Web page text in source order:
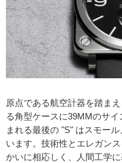
原点である航空計器を踏ま
る角型ケースに39MMのサ
まれる最後の "S" はスモー
います。技術性とエレガン
かいに相応しく、人間工学